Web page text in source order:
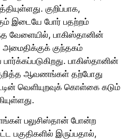
குறிப்பாக,
இடையே போர் பதற்றம்
வேளையில், பாகிஸ்தானின்
அமைதிக்குக் குந்தகம்
பாகிஸ்தானின்
ஆவணங்கள் தற்போது
வெளியுறவுக் கொள்கை கடும்
பலுசிஸ்தான் போன்ற
பகுதிகளில் இருப்பதால்,